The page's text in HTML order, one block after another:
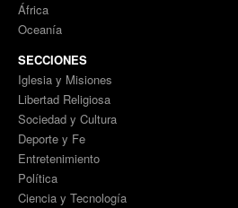
África
Oceanía
SECCIONES
Iglesia y Misiones
Libertad Religiosa
Sociedad y Cultura
Deporte y Fe
Entretenimiento
Política
Ciencia y Tecnología